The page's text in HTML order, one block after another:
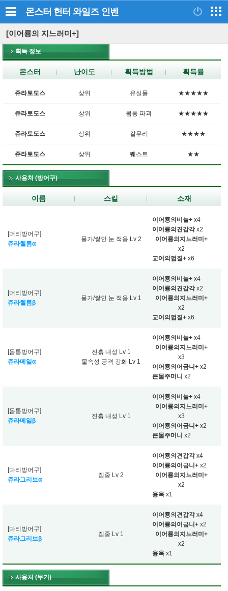
몬스터 헌터 와일즈 인벤
[이어룡의 지느러미+]
획득 정보
몬스터 난이도 획득방법 획득률
쥬라토도스 상위 유실물 ★★★★★
쥬라토도스 상위 몸통 파괴 ★★★★★
쥬라토도스 상위 갈무리 ★★★★
쥬라토도스 상위 퀘스트 ★★
사용처 (방어구)
이름 스킬 소재
[머리방어구]
쥬라헬름α
물가/쌓인 눈 적응 Lv 2
이어룡의비늘+ x4
이어룡의견갑각x2
이어룡의지느러미+
x2
교어의껍질+ x6
[머리방어구]
쥬라헬름β
물가/쌓인 눈 적응 Lv 1
이어룡의비늘+ x4
이어룡의견갑각x2
이어룡의지느러미+
x2
교어의껍질+ x6
[몸통방어구]
쥬라메일α
진흙 내성 Lv 1
물속성 공격 강화 Lv 1
이어룡의비늘+ x4
이어룡의지느러미+
x3
이어룡의어금니+ x2
큰물주머니 x2
[몸통방어구]
쥬라메일β
진흙 내성 Lv 1
이어룡의비늘+ x4
이어룡의지느러미+
x3
이어룡의어금니+ x2
큰물주머니 x2
[다리방어구]
쥬라그리브α
집중 Lv 2
이어룡의견갑각x4
이어룡의어금니+ x2
이어룡의지느러미+
x2
용옥 x1
[다리방어구]
쥬라그리브β
집중 Lv 1
이어룡의견갑각x4
이어룡의어금니+ x2
이어룡의지느러미+
x2
용옥 x1
사용처 (무기)